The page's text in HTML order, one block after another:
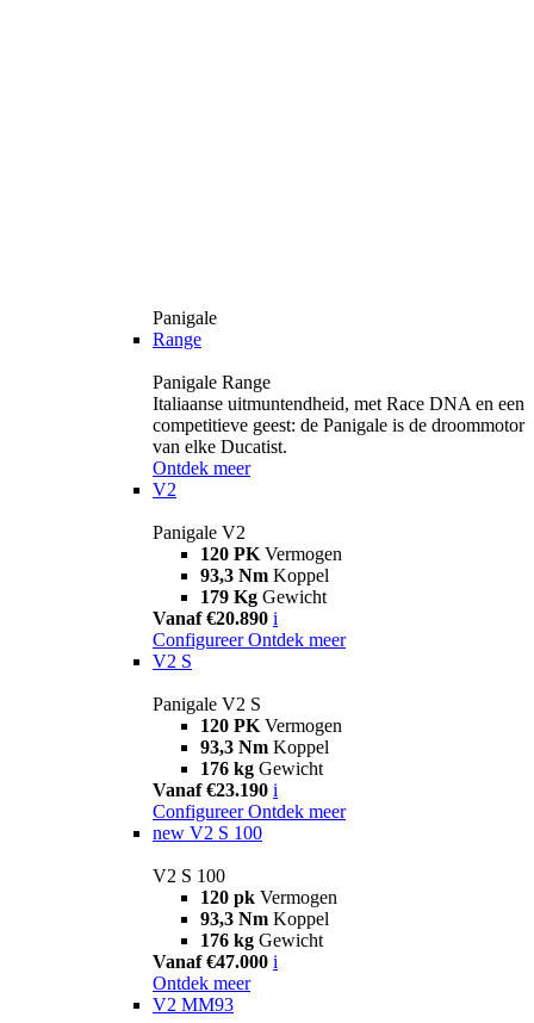
Panigale
Range
Panigale Range
Italiaanse uitmuntendheid, met Race DNA en een
competitieve geest: de Panigale is de droommotor
van elke Ducatist.
Ontdek meer
V2
Panigale V2
120 PK Vermogen
93,3 Nm Koppel
179 Kg Gewicht
Vanaf €20.890 i
Configureer Ontdek meer
V2 S
Panigale V2 S
120 PK Vermogen
93,3 Nm Koppel
176 kg Gewicht
Vanaf €23.190 i
Configureer Ontdek meer
new V2 S 100
V2 S 100
120 pk Vermogen
93,3 Nm Koppel
176 kg Gewicht
Vanaf €47.000 i
Ontdek meer
V2 MM93